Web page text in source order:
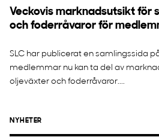
Veckovis marknadsutsikt för
och foderråvaror för
SLC har publicerat en samlingssida
medlemmar nu kan ta del av
oljeväxter och foderråvaror....
NYHETER